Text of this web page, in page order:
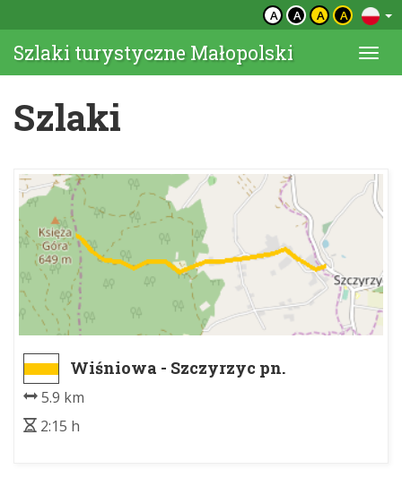
A A A A
Szlaki turystyczne Małopolski
Szlaki
Wiśniowa - Szczyrzyc pn.
5.9 km
2:15 h